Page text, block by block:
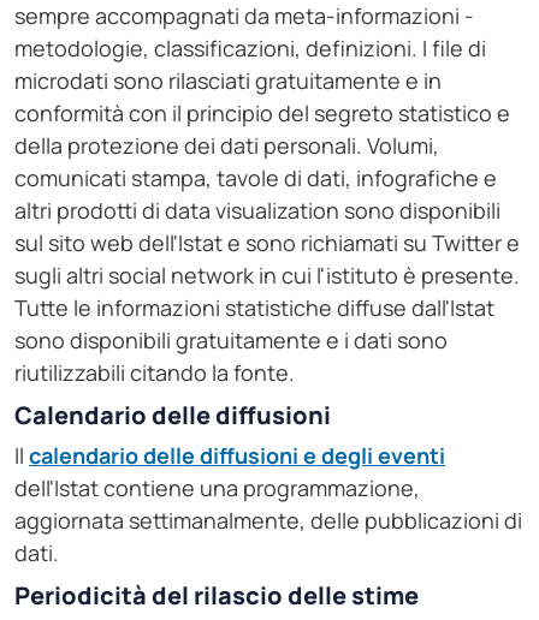
sempre accompagnati da meta-informazioni -
metodologie, classificazioni, definizioni. I file di
microdati sono rilasciati gratuitamente e in
conformità con il principio del segreto statistico e
della protezione dei dati personali. Volumi,
comunicati stampa, tavole di dati, infografiche e
altri prodotti di data visualization sono disponibili
sul sito web dell'Istat e sono richiamati su Twitter e
sugli altri social network in cui l'istituto è presente.
Tutte le informazioni statistiche diffuse dall'Istat
sono disponibili gratuitamente e i dati sono
riutilizzabili citando la fonte.
Calendario delle diffusioni
Il calendario delle diffusioni e degli eventi
dell'Istat contiene una programmazione,
aggiornata settimanalmente, delle pubblicazioni di
dati.
Periodicità del rilascio delle stime